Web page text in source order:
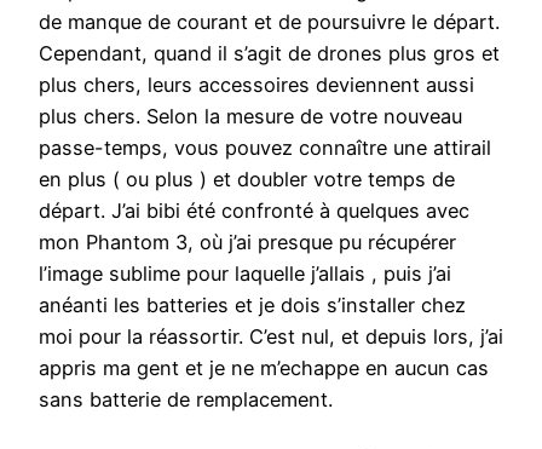
de manque de courant et de poursuivre le départ.
Cependant, quand il s’agit de drones plus gros et
plus chers, leurs accessoires deviennent aussi
plus chers. Selon la mesure de votre nouveau
passe-temps, vous pouvez connaître une attirail
en plus ( ou plus ) et doubler votre temps de
départ. J’ai bibi été confronté à quelques avec
mon Phantom 3, où j’ai presque pu récupérer
l’image sublime pour laquelle j’allais , puis j’ai
anéanti les batteries et je dois s’installer chez
moi pour la réassortir. C’est nul, et depuis lors, j’ai
appris ma gent et je ne m’echappe en aucun cas
sans batterie de remplacement.